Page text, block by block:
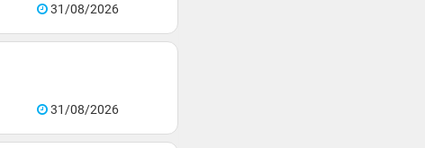
31/08/2026
31/08/2026